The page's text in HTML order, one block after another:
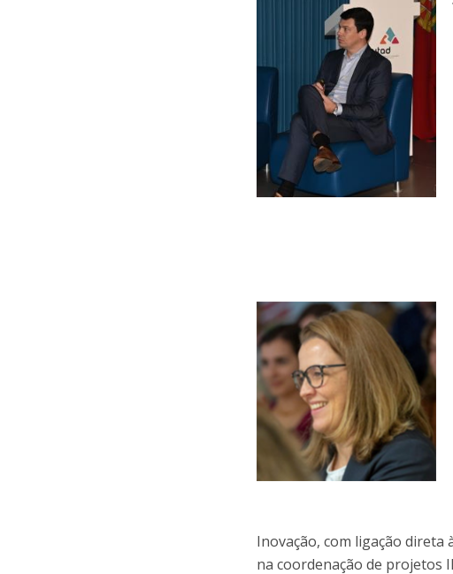
Inovação, com ligação direta
na coordenação de projetos